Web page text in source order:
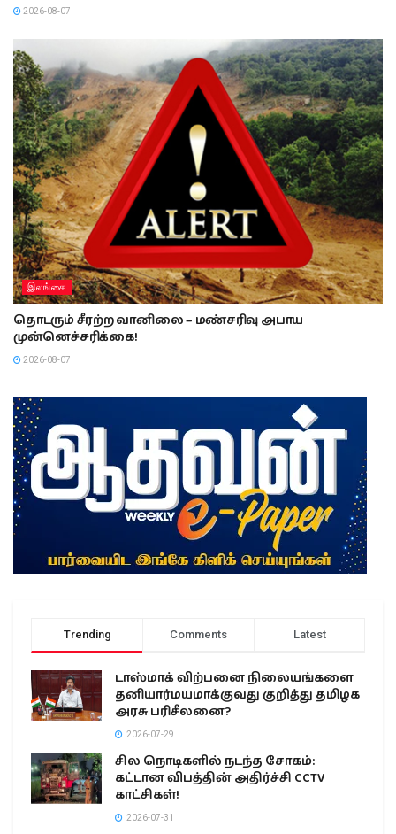
2026-08-07
இலங்கை
தொடரும் சீரற்ற வானிலை – மண்சரிவு அபாய
முன்னெச்சரிக்கை!
2026-08-07
Trending Comments Latest
டாஸ்மாக் விற்பனை நிலையங்களை
தனியார்மயமாக்குவது குறித்து தமிழக
அரசு பரிசீலனை?
2026-07-29
சில நொடிகளில் நடந்த சோகம்:
கட்டான விபத்தின் அதிர்ச்சி CCTV
காட்சிகள்!
2026-07-31